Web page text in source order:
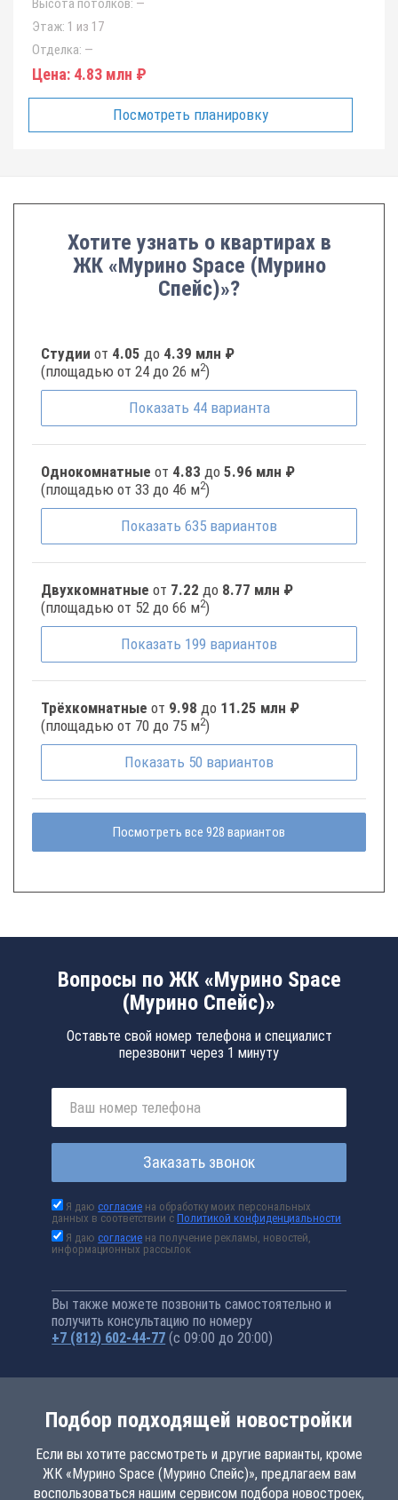
Высота потолков: —
Этаж: 1 из 17
Отделка: —
Цена: 4.83 млн ₽
Посмотреть планировку
Хотите узнать о квартирах в
ЖК «Мурино Space (Мурино
Спейс)»?
Студии от 4.05 до 4.39 млн ₽
(площадью от 24 до 26 м2)
Показать 44 варианта
Однокомнатные от 4.83 до 5.96 млн ₽
(площадью от 33 до 46 м2)
Показать 635 вариантов
Двухкомнатные от 7.22 до 8.77 млн ₽
(площадью от 52 до 66 м2)
Показать 199 вариантов
Трёхкомнатные от 9.98 до 11.25 млн ₽
(площадью от 70 до 75 м2)
Показать 50 вариантов
Посмотреть все 928 вариантов
Вопросы по ЖК «Мурино Space
(Мурино Спейс)»
Оставьте свой номер телефона и специалист
перезвонит через 1 минуту
Заказать звонок
Я даюсогласие на обработку моих персональных
данных в соответствии сПолитикой конфиденциальности
Я даюсогласие на получение рекламы, новостей,
информационных рассылок
Вы также можете позвонить самостоятельно и
получить консультацию по номеру
+7 (812) 602-44-77 (с 09:00 до 20:00)
Подбор подходящей новостройки
Если вы хотите рассмотреть и другие варианты, кроме
ЖК «Мурино Space (Мурино Спейс)», предлагаем вам
воспользоваться нашим сервисом подбора новостроек,